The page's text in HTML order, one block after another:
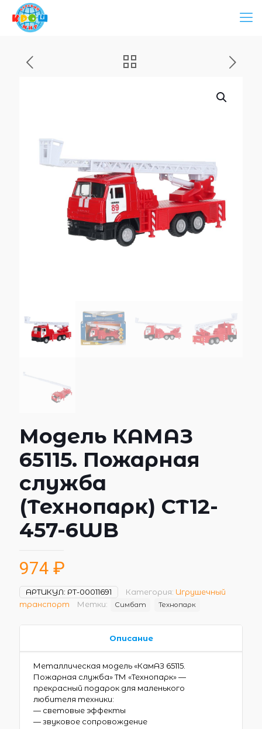
Модель КАМАЗ
65115. Пожарная
служба
(Технопарк) CT12-
457-6WB
974 ₽
АРТИКУЛ: РТ-00011691 Категория: Игрушечный
транспорт
Метки: Симбат Технопарк
Описание
Металлическая модель «КамАЗ 65115.
Пожарная служба» ТМ «Технопарк» —
прекрасный подарок для маленького
любителя техники:
— световые эффекты
— звуковое сопровождение